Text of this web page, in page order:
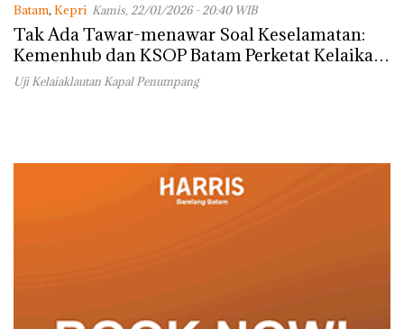
Batam, Kepri Kamis, 22/01/2026 - 20:40 WIB
Tak Ada Tawar-menawar Soal Keselamatan:
Kemenhub dan KSOP Batam Perketat Kelaikan
Kapal Jelang Lebaran 2026
Uji Kelaiaklautan Kapal Penumpang